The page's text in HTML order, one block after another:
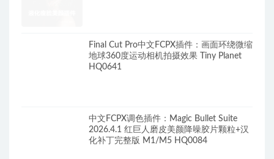
Final Cut Pro中文FCPX插件：画面环绕微缩
地球360度运动相机拍摄效果 Tiny Planet
HQ0641
中文FCPX调色插件：Magic Bullet Suite
2026.4.1 红巨人磨皮美颜降噪胶片颗粒+汉
化补丁完整版 M1/M5 HQ0084